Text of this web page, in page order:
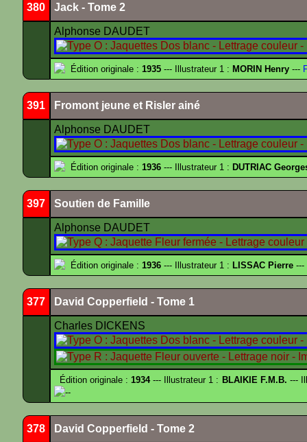
380 Jack - Tome 2
Alphonse DAUDET
Édition originale : 1935 --- Illustrateur 1 : MORIN Henry ---
391 Fromont jeune et Risler ainé
Alphonse DAUDET
Édition originale : 1936 --- Illustrateur 1 : DUTRIAC
397 Soutien de Famille
Alphonse DAUDET
Édition originale : 1936 --- Illustrateur 1 : LISSAC Pierre ---
377 David Copperfield - Tome 1
Charles DICKENS
Édition originale :1934--- Illustrateur 1 : BLAIKIE F.M.B. ---
--
378 David Copperfield - Tome 2